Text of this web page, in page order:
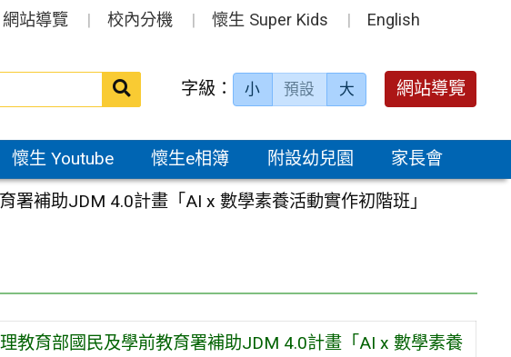
網站導覽 校內分機 懷生 Super Kids English
送出 字級： 小 預設 大 網站導覽
懷生 Youtube 懷生e相簿 附設幼兒園 家長會
補助JDM 4.0計畫「AI x 數學素養活動實作初階班」
教育部國民及學前教育署補助JDM 4.0計畫「AI x 數學素養